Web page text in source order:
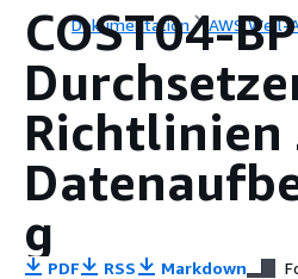
Dokumentation AWS Well-
COST04-
Richtlinien
g
PDF RSS Markdown